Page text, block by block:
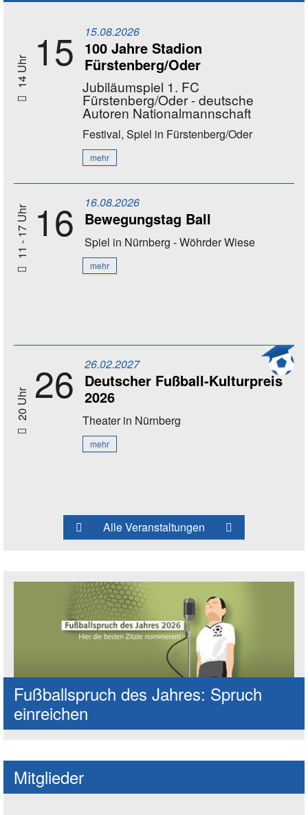
14 Uhr 15 15.08.2026
100 Jahre Stadion
Fürstenberg/Oder
Jubiläumspiel 1. FC
Fürstenberg/Oder - deutsche
Autoren Nationalmannschaft
Festival, Spiel in Fürstenberg/Oder
mehr
11 - 17 Uhr 16 16.08.2026
Bewegungstag Ball
Spiel in Nürnberg - Wöhrder Wiese
mehr
20 Uhr 26 26.02.2027
Deutscher Fußball-Kulturpreis
2026
Theaterin Nürnberg
mehr
Alle Veranstaltungen
Fußballspruch des Jahres: Spruch
einreichen
Mitglieder